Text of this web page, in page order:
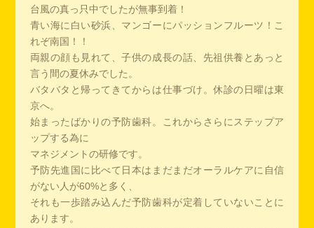
台風の真っ只中でしたが無事到着！
青い海に白い砂浜、マンゴーにパッションフルーツ！こ
れぞ南国！！
両親の顔も見れて、子供の成長の話、先祖供養とあっと
言う間の夏休みでした。
バタバタと帰ってきてからは仕事づけ。休診の日曜は東
京へ。
始まったばかりの予防歯科。これからさらにステップア
ップする為に
マネジメントの研修です。
予防先進国に比べて日本はまだまだオーラルケアに自信
がない人が60%と多く、
それも一歩踏み込んだ予防歯科が定着していないことに
あります。